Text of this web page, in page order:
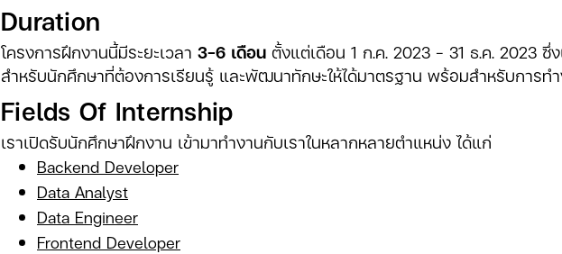
Duration
โครงการฝึกงานนี้มีระยะเวลา 3-6 เดือน ตั้งแต่เดือน 1 ก.ค. 2023 - 31 ธ.ค. 2023 ซึ่ง
สำหรับนักศึกษาที่ต้องการเรียนรู้ และพัฒนาทักษะให้ได้มาตรฐาน พร้อมสำหรับการท
Fields Of Internship
เราเปิดรับนักศึกษาฝึกงาน เข้ามาทำงานกับเราในหลากหลายตำแหน่ง ได้แก่
Backend Developer
Data Analyst
Data Engineer
Frontend Developer